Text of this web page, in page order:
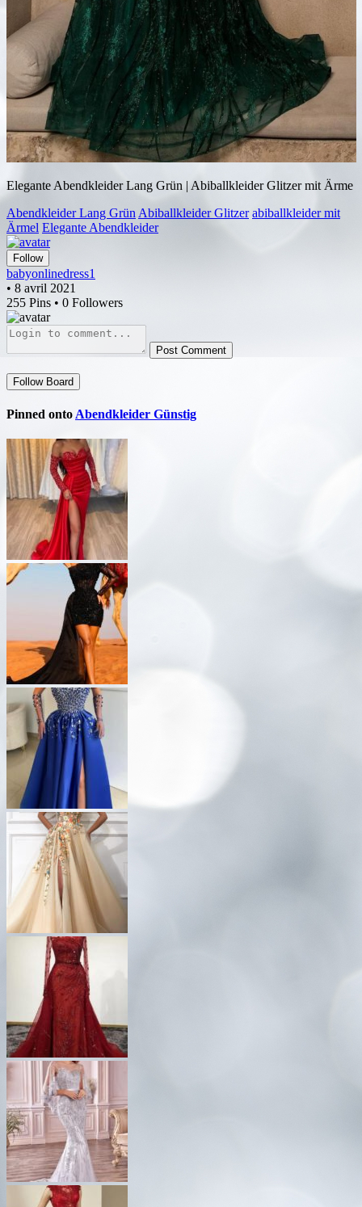
Elegante Abendkleider Lang Grün | Abiballkleider Glitzer mit Ärme
Abendkleider Lang Grün Abiballkleider Glitzer abiballkleider mit
Ärmel Elegante Abendkleider
Follow
babyonlinedress1
• 8 avril 2021
255 Pins • 0 Followers
Post Comment
Follow Board
Pinned onto Abendkleider Günstig